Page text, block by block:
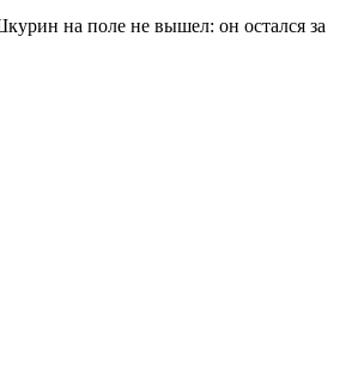
на поле не вышел: он остался за